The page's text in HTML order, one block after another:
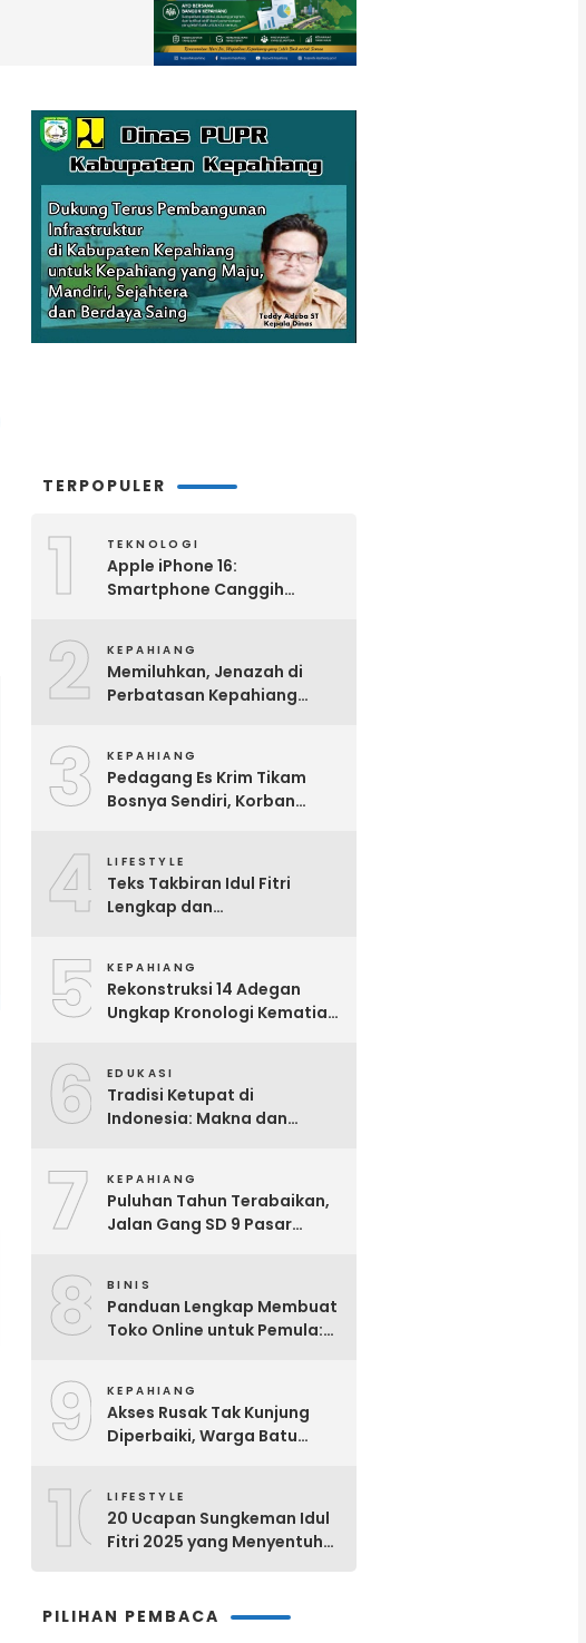
TERPOPULER
1 TEKNOLOGI
Apple iPhone 16:
Smartphone Canggih
2 KEPAHIANG
Memiluhkan, Jenazah di
Perbatasan Kepahiang
3 KEPAHIANG
Pedagang Es Krim Tikam
Bosnya Sendiri, Korban
4 LIFESTYLE
Teks Takbiran Idul Fitri
Lengkap dan
5 KEPAHIANG
Rekonstruksi 14 Adegan
Ungkap Kronologi Kematian
6 EDUKASI
Tradisi Ketupat di
Indonesia: Makna dan
7 KEPAHIANG
Puluhan Tahun Terabaikan,
Jalan Gang SD 9 Pasar
8 BINIS
Panduan Lengkap Membuat
Toko Online untuk Pemula:
9 KEPAHIANG
Akses Rusak Tak Kunjung
Diperbaiki, Warga Batu
10LIFESTYLE
20 Ucapan Sungkeman Idul
Fitri 2025 yang Menyentuh
PILIHAN PEMBACA